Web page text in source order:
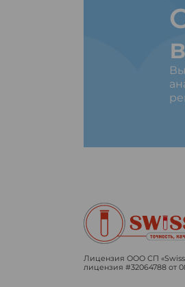
Лицензия ООО СП
лицензия #32064788 от